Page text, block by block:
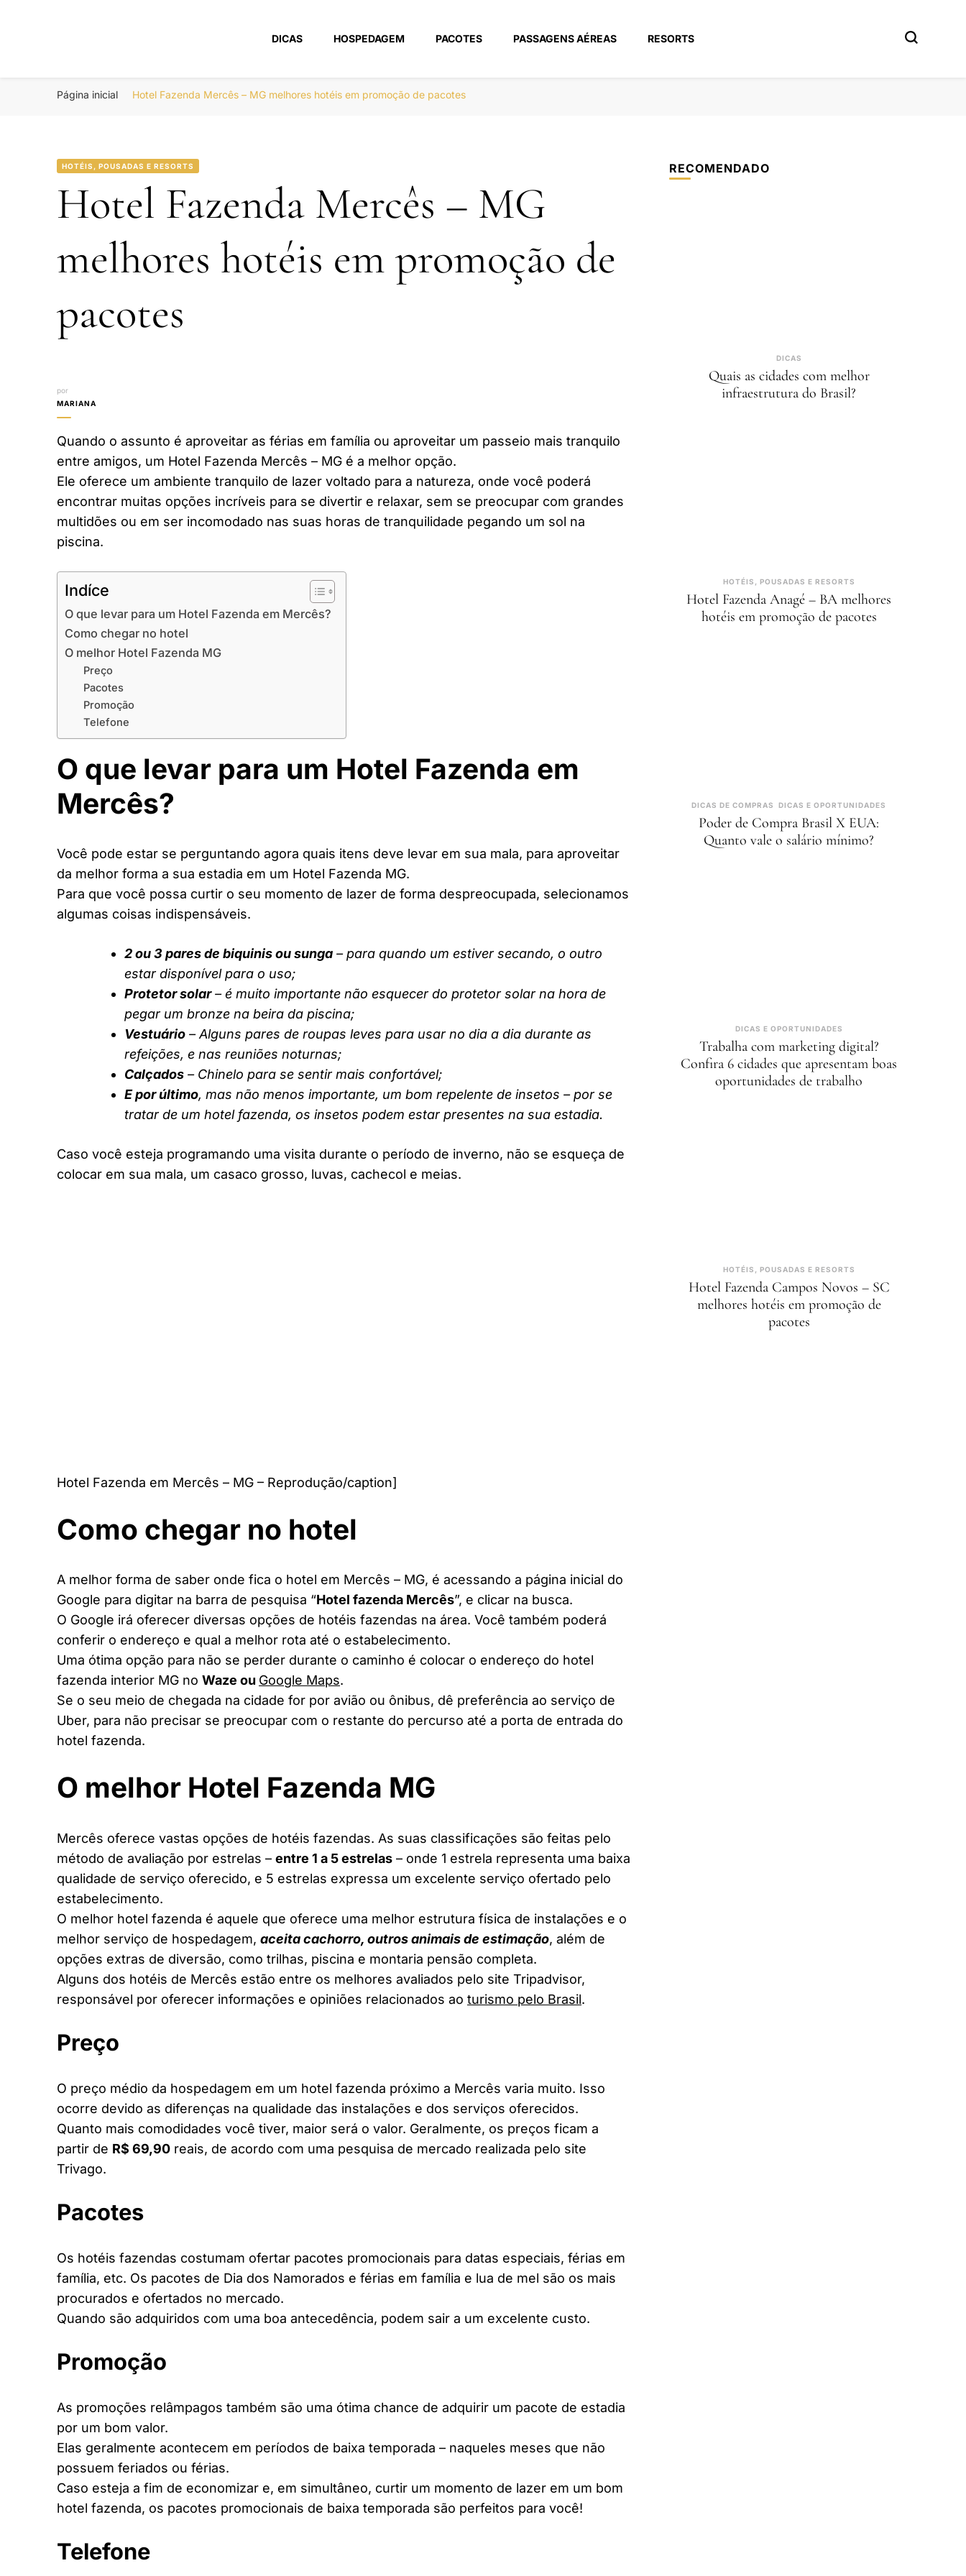
Portal Boa Viagem
DICAS HOSPEDAGEM PACOTES PASSAGENS AÉREAS RESORTS
Página inicial Hotel Fazenda Mercês – MG melhores hotéis em promoção de pacotes
HOTÉIS, POUSADAS E RESORTS
Hotel Fazenda Mercês – MG
melhores hotéis em promoção de
pacotes
por
MARIANA
Quando o assunto é aproveitar as férias em família ou aproveitar um passeio mais tranquilo
entre amigos, um Hotel Fazenda Mercês – MG é a melhor opção.
Ele oferece um ambiente tranquilo de lazer voltado para a natureza, onde você poderá
encontrar muitas opções incríveis para se divertir e relaxar, sem se preocupar com grandes
multidões ou em ser incomodado nas suas horas de tranquilidade pegando um sol na
piscina.
Indíce
O que levar para um Hotel Fazenda em Mercês?
Como chegar no hotel
O melhor Hotel Fazenda MG
Preço
Pacotes
Promoção
Telefone
O que levar para um Hotel Fazenda em
Mercês?
Você pode estar se perguntando agora quais itens deve levar em sua mala, para aproveitar
da melhor forma a sua estadia em um Hotel Fazenda MG.
Para que você possa curtir o seu momento de lazer de forma despreocupada, selecionamos
algumas coisas indispensáveis.
2 ou 3 pares de biquinis ou sunga – para quando um estiver secando, o outro
estar disponível para o uso;
Protetor solar– é muito importante não esquecer do protetor solar na hora de
pegar um bronze na beira da piscina;
Vestuário – Alguns pares de roupas leves para usar no dia a dia durante as
refeições, e nas reuniões noturnas;
Calçados – Chinelo para se sentir mais confortável;
E por último, mas não menos importante, um bom repelente de insetos – por se
tratar de um hotel fazenda, os insetos podem estar presentes na sua estadia.
Caso você esteja programando uma visita durante o período de inverno, não se esqueça de
colocar em sua mala, um casaco grosso, luvas, cachecol e meias.
Hotel Fazenda em Mercês – MG – Reprodução/caption]
Como chegar no hotel
A melhor forma de saber onde fica o hotel em Mercês – MG, é acessando a página inicial do
Google para digitar na barra de pesquisa “Hotel fazenda Mercês”, e clicar na busca.
O Google irá oferecer diversas opções de hotéis fazendas na área. Você também poderá
conferir o endereço e qual a melhor rota até o estabelecimento.
Uma ótima opção para não se perder durante o caminho é colocar o endereço do hotel
fazenda interior MG no Waze ou Google Maps.
Se o seu meio de chegada na cidade for por avião ou ônibus, dê preferência ao serviço de
Uber, para não precisar se preocupar com o restante do percurso até a porta de entrada do
hotel fazenda.
O melhor Hotel Fazenda MG
Mercês oferece vastas opções de hotéis fazendas. As suas classificações são feitas pelo
método de avaliação por estrelas – entre 1 a 5 estrelas – onde 1 estrela representa uma baixa
qualidade de serviço oferecido, e 5 estrelas expressa um excelente serviço ofertado pelo
estabelecimento.
O melhor hotel fazenda é aquele que oferece uma melhor estrutura física de instalações e o
melhor serviço de hospedagem, aceita cachorro, outros animais de estimação, além de
opções extras de diversão, como trilhas, piscina e montaria pensão completa.
Alguns dos hotéis de Mercês estão entre os melhores avaliados pelo site Tripadvisor,
responsável por oferecer informações e opiniões relacionados ao turismo pelo Brasil.
Preço
O preço médio da hospedagem em um hotel fazenda próximo a Mercês varia muito. Isso
ocorre devido as diferenças na qualidade das instalações e dos serviços oferecidos.
Quanto mais comodidades você tiver, maior será o valor. Geralmente, os preços ficam a
partir de R$ 69,90 reais, de acordo com uma pesquisa de mercado realizada pelo site
Trivago.
Pacotes
Os hotéis fazendas costumam ofertar pacotes promocionais para datas especiais, férias em
família, etc. Os pacotes de Dia dos Namorados e férias em família e lua de mel são os mais
procurados e ofertados no mercado.
Quando são adquiridos com uma boa antecedência, podem sair a um excelente custo.
Promoção
As promoções relâmpagos também são uma ótima chance de adquirir um pacote de estadia
por um bom valor.
Elas geralmente acontecem em períodos de baixa temporada – naqueles meses que não
possuem feriados ou férias.
Caso esteja a fim de economizar e, em simultâneo, curtir um momento de lazer em um bom
hotel fazenda, os pacotes promocionais de baixa temporada são perfeitos para você!
Telefone
RECOMENDADO
DICAS
Quais as cidades com melhor
infraestrutura do Brasil?
HOTÉIS, POUSADAS E RESORTS
Hotel Fazenda Anagé – BA melhores
hotéis em promoção de pacotes
DICAS DE COMPRAS DICAS E OPORTUNIDADES
Poder de Compra Brasil X EUA:
Quanto vale o salário mínimo?
DICAS E OPORTUNIDADES
Trabalha com marketing digital?
Confira 6 cidades que apresentam boas
oportunidades de trabalho
HOTÉIS, POUSADAS E RESORTS
Hotel Fazenda Campos Novos – SC
melhores hotéis em promoção de
pacotes